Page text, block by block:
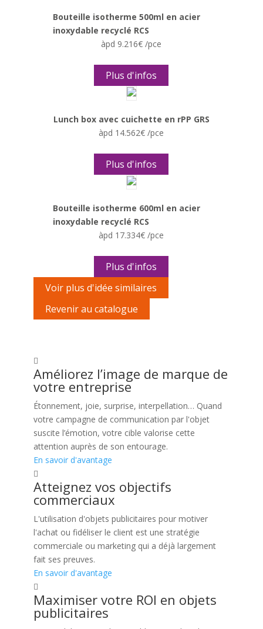
Bouteille isotherme 500ml en acier
inoxydable recyclé RCS
àpd 9.216€ /pce
Plus d'infos
Lunch box avec cuichette en rPP GRS
àpd 14.562€ /pce
Plus d'infos
Bouteille isotherme 600ml en acier
inoxydable recyclé RCS
àpd 17.334€ /pce
Plus d'infos
Voir plus d'idée similaires
Revenir au catalogue
Améliorez l’image de marque de
votre entreprise
Étonnement, joie, surprise, interpellation… Quand
votre campagne de communication par l'objet
suscite l’émotion, votre cible valorise cette
attention auprès de son entourage.
En savoir d'avantage
Atteignez vos objectifs
commerciaux
L'utilisation d'objets publicitaires pour motiver
l'achat ou fidéliser le client est une stratégie
commerciale ou marketing qui a déjà largement
fait ses preuves.
En savoir d'avantage
Maximiser votre ROI en objets
publicitaires